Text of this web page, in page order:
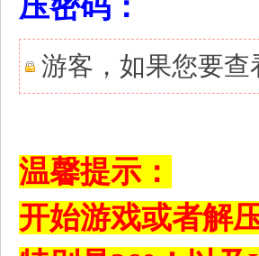
游客，如果您要
温馨提示：
开始游戏或者解